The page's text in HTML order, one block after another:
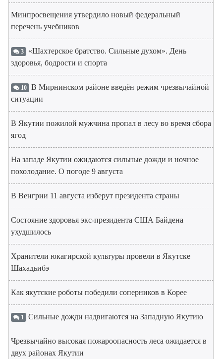
Минпросвещения утвердило новый федеральный
перечень учебников
3 «Шахтерское братство. Сильные духом». День
здоровья, бодрости и спорта
10 В Мирнинском районе введён режим чрезвычайной
ситуации
В Якутии пожилой мужчина пропал в лесу во время сбора
ягод
На западе Якутии ожидаются сильные дожди и ночное
похолодание. О погоде 9 августа
В Венгрии 11 августа изберут президента страны
Состояние здоровья экс-президента США Байдена
ухудшилось
Хранители юкагирской культуры провели в Якутске
Шахадьибэ
Как якутские роботы победили соперников в Корее
1 Сильные дожди надвигаются на Западную Якутию
Чрезвычайно высокая пожароопасность леса ожидается в
двух районах Якутии